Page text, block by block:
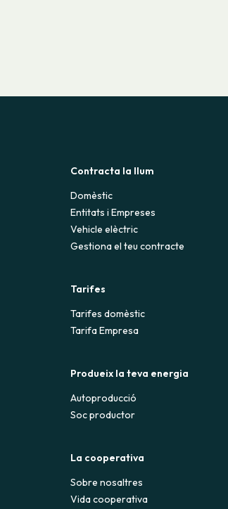
Contracta la llum
Domèstic
Entitats i Empreses
Vehicle elèctric
Gestiona el teu contracte
Tarifes
Tarifes domèstic
Tarifa Empresa
Produeix la teva energia
Autoproducció
Soc productor
La cooperativa
Sobre nosaltres
Vida cooperativa